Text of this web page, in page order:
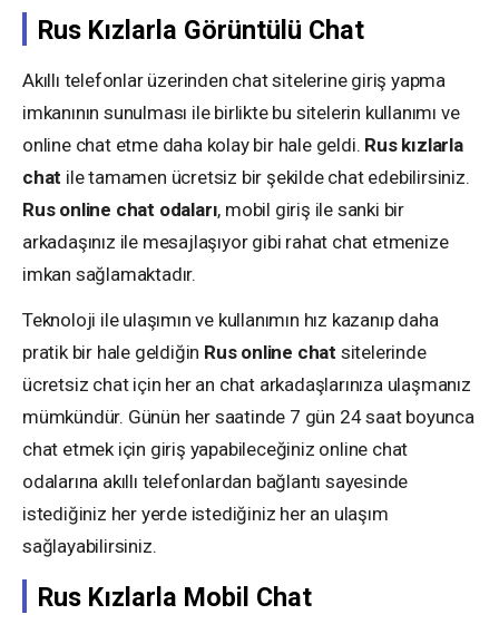
Rus Kızlarla Görüntülü Chat
Akıllı telefonlar üzerinden chat sitelerine giriş yapma
imkanının sunulması ile birlikte bu sitelerin kullanımı ve
online chat etme daha kolay bir hale geldi. Rus kızlarla
chat ile tamamen ücretsiz bir şekilde chat edebilirsiniz.
Rus online chat odaları, mobil giriş ile sanki bir
arkadaşınız ile mesajlaşıyor gibi rahat chat etmenize
imkan sağlamaktadır.
Teknoloji ile ulaşımın ve kullanımın hız kazanıp daha
pratik bir hale geldiğin Rus online chat sitelerinde
ücretsiz chat için her an chat arkadaşlarınıza ulaşmanız
mümkündür. Günün her saatinde 7 gün 24 saat boyunca
chat etmek için giriş yapabileceğiniz online chat
odalarına akıllı telefonlardan bağlantı sayesinde
istediğiniz her yerde istediğiniz her an ulaşım
sağlayabilirsiniz.
Rus Kızlarla Mobil Chat